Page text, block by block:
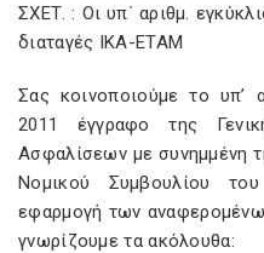
ΣΧΕΤ. : Οι υπ΄ αριθμ.
διαταγές ΙΚΑ-ΕΤΑΜ
Σας κοινοποιούμε το υπ’
2011 έγγραφο της
Ασφαλίσεων με συνημμένη
Νομικού Συμβουλίου
εφαρμογή των
γνωρίζουμε τα ακόλουθα: